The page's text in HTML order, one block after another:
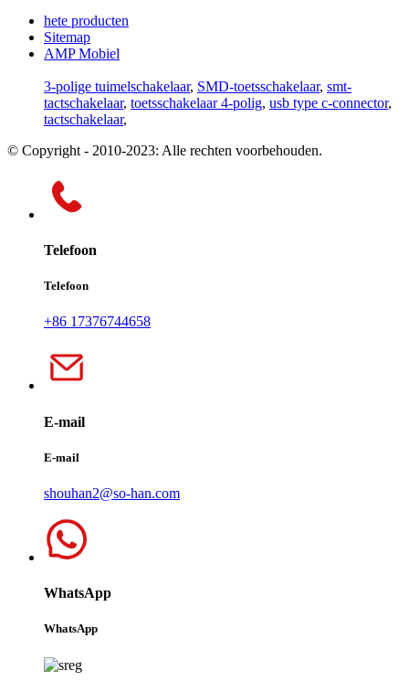
hete producten
Sitemap
AMP Mobiel
3-polige tuimelschakelaar, SMD-toetsschakelaar, smt-
tactschakelaar, toetsschakelaar 4-polig, usb type c-connector,
tactschakelaar,
© Copyright - 2010-2023: Alle rechten voorbehouden.
Telefoon
Telefoon
+86 17376744658
E-mail
E-mail
shouhan2@so-han.com
WhatsApp
WhatsApp